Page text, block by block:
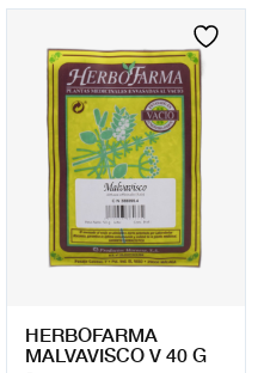
HERBOFARMA
MALVAVISCO V 40 G